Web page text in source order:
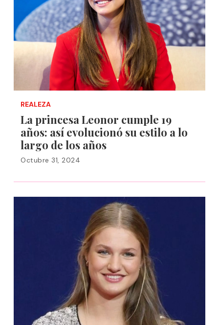
REALEZA
La princesa Leonor cumple 19
años: así evolucionó su estilo a lo
largo de los años
Octubre 31, 2024